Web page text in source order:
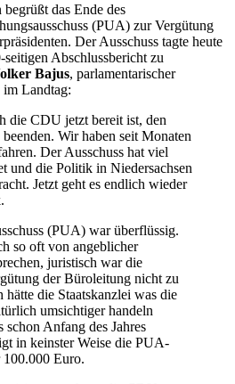
das Ende des
(PUA) zur Vergütung
Der Ausschuss tagte heute
Abschlussbericht zu
Bajus, parlamentarischer
im Landtag:
die CDU jetzt bereit ist, den
Wir haben seit Monaten
Der Ausschuss hat viel
und die Politik in Niedersachsen
Jetzt geht es endlich wieder
(PUA) war überflüssig.
so oft von angeblicher
juristisch war die
der Büroleitung nicht zu
hätte die Staatskanzlei was die
umsichtiger handeln
Anfang des Jahres
in keinster Weise die PUA-
Euro.